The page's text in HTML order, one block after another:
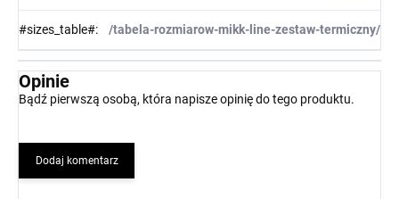
#sizes_table#: /tabela-rozmiarow-mikk-line-zestaw-termiczny/
Opinie
Bądź pierwszą osobą, która napisze opinię do tego produktu.
Dodaj komentarz